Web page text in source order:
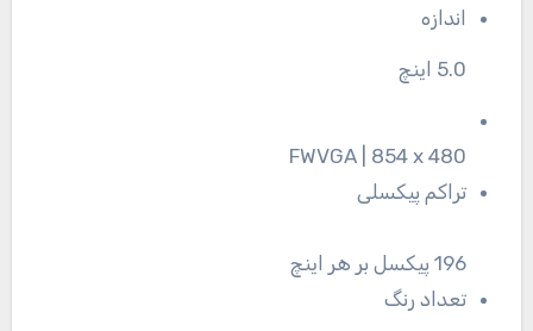
اندازه
5.0 اینچ
FWVGA | 854 x 480
تراکم پیکسلی
196 پیکسل بر هر اینچ
تعداد رنگ